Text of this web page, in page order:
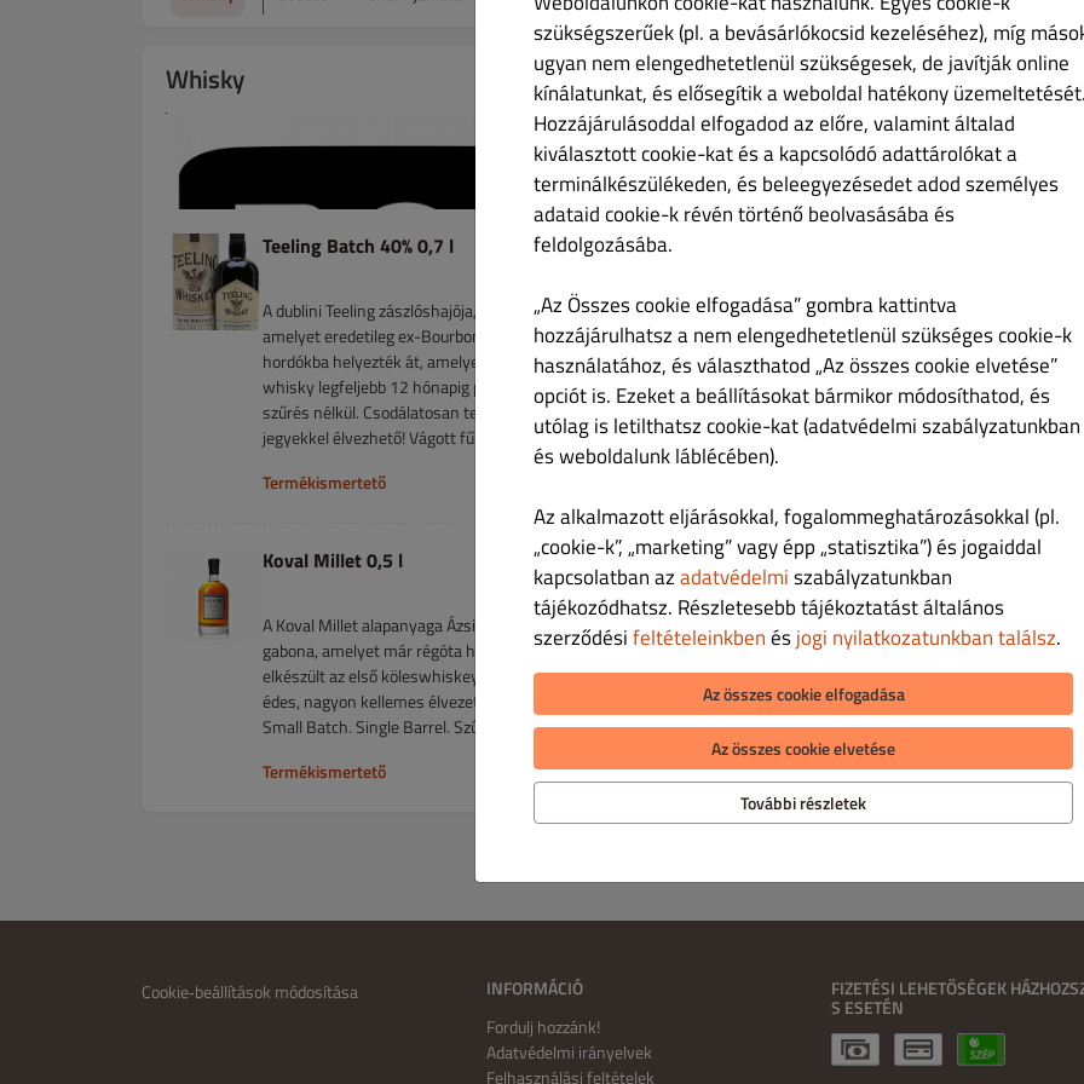
Whisky
Teeling Batch 40% 0,7 l
A dublini Teeling zászlóshajója, a Small Batch ír whisky maláta és gabona whisky keverékével készül,
amelyet eredetileg ex-Bourbon hordókban érleltek. Ezt követően a teelingi emberek a whiskyt olyan
hordókba helyezték át, amelyek korábban közép-amerikai rumot tartottak! Ezekben a hordókban a
whisky legfeljebb 12 hónapig pihenhetett, mielőtt 46% ABV-vel palackozták volna, mindenféle hideg
szűrés nélkül. Csodálatosan teljes ízű, rengeteg friss gyümölccsel, krémes vaníliával és élénk fűszeres
jegyekkel élvezhető! Vágott fű és narancsvirág. Szegfűbors, vanília, almás pite és szeder utalásai.
Termékismertető
Koval Millet 0,5 l Ft 17,490.00
A Koval Millet alapanyaga Ázsia és Afrika egyik legfőbb gabonája, a köles. A köles egy gluténmentes, ősi
gabona, amelyet már régóta használnak italok készítéséhez, sőt Nepálban italáldozáshoz is. Most pedig
elkészült az első köleswhiskey is a világon, jelezve a Koval páratlan innovációs készségét. Könnyed,
édes, nagyon kellemes élvezetet ígér.
Small Batch. Single Barrel. Szűretlen. Csak középpárlat. Organikus. Glutén-érzékenyeknek is
Termékismertető
Cookie‑beállítások módosítása
INFORMÁCIÓ
Fordulj hozzánk!
Adatvédelmi irányelvek
Felhasználási feltételek
FIZETÉSI LEHETŐSÉGEK
S ESETÉN
szükségszerűek (pl. a bevásárlókocsid kezeléséhez), míg
ugyan nem elengedhetetlenül szükségesek, de javítják online
kínálatunkat, és elősegítik a weboldal hatékony üzemeltetését.
Hozzájárulásoddal elfogadod az előre, valamint általad
kiválasztott cookie-kat és a kapcsolódó adattárolókat a
terminálkészülékeden, és beleegyezésedet adod személyes
adataid cookie-k révén történő beolvasásába és
feldolgozásába.
„Az Összes cookie elfogadása” gombra kattintva
hozzájárulhatsz a nem elengedhetetlenül szükséges cookie-k
használatához, és választhatod „Az összes cookie elvetése”
opciót is. Ezeket a beállításokat bármikor módosíthatod, és
utólag is letilthatsz cookie-kat (adatvédelmi szabályzatunkban
és weboldalunk láblécében).
Az alkalmazott eljárásokkal, fogalommeghatározásokkal (pl.
„cookie-k”, „marketing” vagy épp „statisztika”) és jogaiddal
kapcsolatban azadatvédelmiszabályzatunkban
tájékozódhatsz. Részletesebb tájékoztatást általános
szerződésifeltételeinkbenésjogi nyilatkozatunkban találsz.
Az összes cookie elfogadása
Az összes cookie elvetése
További részletek